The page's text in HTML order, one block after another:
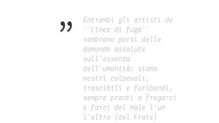
”
Entrambi gli artisti de
``Linee di fuga``
sembrano porsi delle
domande assolute
sull’essenza
dell’umanità: siamo
mostri colpevoli,
irascibili e furibondi,
sempre pronti a fregarci
e farci del male l’un
l’altro (del Frate)